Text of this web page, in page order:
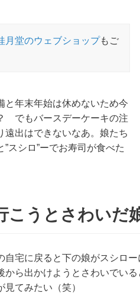
月堂のウェブショップもご
と年末年始は休めないため今
でもバースデーケーキの注
遠出はできないなあ。娘たち
スシロ”ーでお寿司が食べた
うとさわいだ
宅に戻ると下の娘がスシロ
ら出かけようとさわいでいる
てみたい（笑）